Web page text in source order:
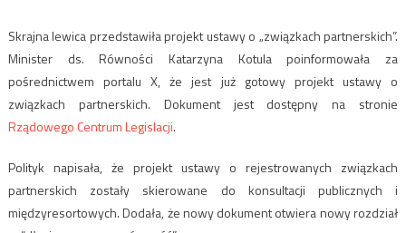
Skrajna lewica przedstawiła projekt ustawy o „związkach partnerskich”.
Minister ds. Równości Katarzyna Kotula poinformowała za
pośrednictwem portalu X, że jest już gotowy projekt ustawy o
związkach partnerskich. Dokument jest dostępny na stronie
Rządowego Centrum Legislacji.
Polityk napisała, że projekt ustawy o rejestrowanych związkach
partnerskich zostały skierowane do konsultacji publicznych i
międzyresortowych. Dodała, że nowy dokument otwiera nowy rozdział